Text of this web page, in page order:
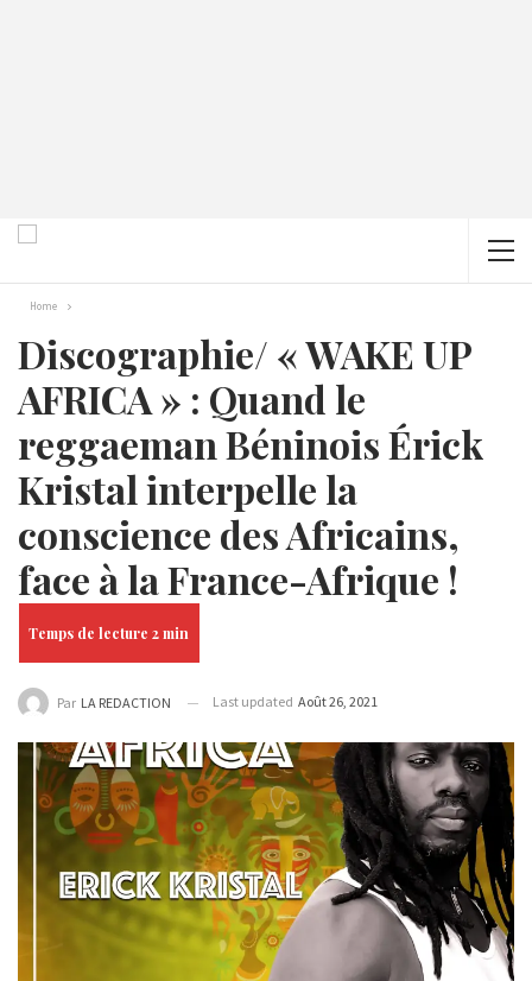
Home
Discographie/ « WAKE UP
AFRICA » : Quand le
reggaeman Béninois Érick
Kristal interpelle la
conscience des Africains,
face à la France-Afrique !
Par LA REDACTION Last updated Août 26, 2021